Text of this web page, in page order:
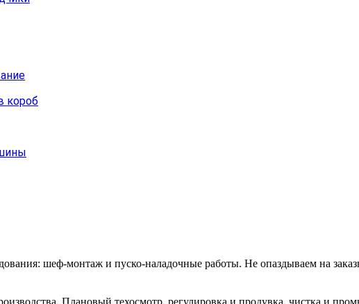
короб
шеф-монтаж и пуско-наладочные работы. Не опаздываем на
Плановый техосмотр, регулировка и продувка, чистка и